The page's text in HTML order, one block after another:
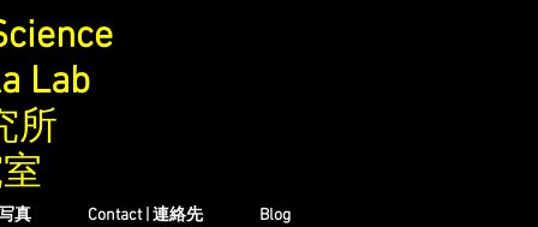
Lab
所
真 Contact | 連絡先 Blog